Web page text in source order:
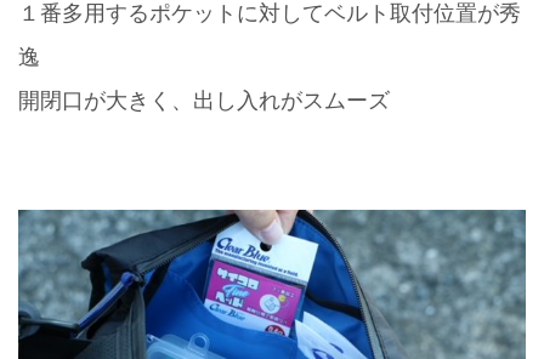
１番多用するポケットに対してベルト取付位置が秀
逸
開閉口が大きく、出し入れがスムーズ